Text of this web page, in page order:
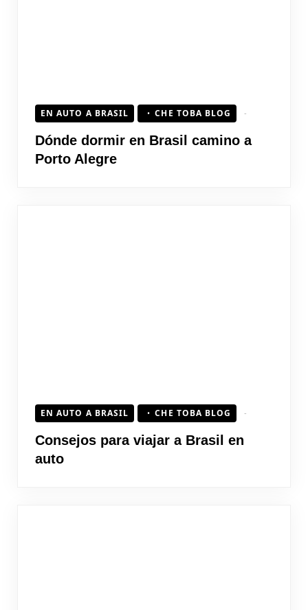
EN AUTO A BRASIL CHE TOBA BLOG
Dónde dormir en Brasil camino a
Porto Alegre
EN AUTO A BRASIL CHE TOBA BLOG
Consejos para viajar a Brasil en
auto